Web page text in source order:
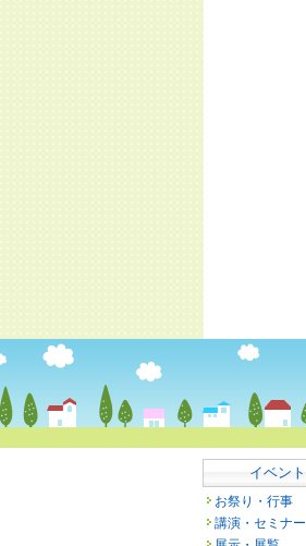
イベント
お祭り・行事
講演・セミナー